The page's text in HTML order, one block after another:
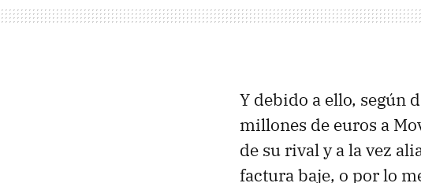
Y debido a ello, según
millones de euros a
de su rival y a la vez
factura baje, o por lo